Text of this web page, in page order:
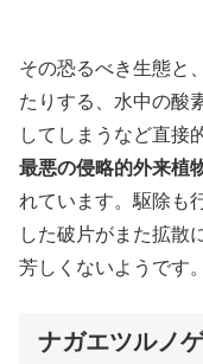
その恐るべき生態と
たりする、水中の酸
してしまうなど直接
最悪の侵略的外来植
れています。駆除も
した破片がまた拡散
芳しくないようです。
ナガエツルノ